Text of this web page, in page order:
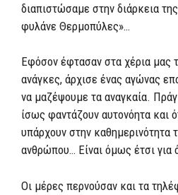
διαπιστώσαμε στην διάρκεια
φυλάνε Θερμοπύλες»…
Εφόσον έφτασαν στα χέρια μας
ανάγκες, άρχισε ένας αγώνας
να μαζέψουμε τα αναγκαία.
ίσως φαντάζουν αυτονόητα και
υπάρχουν στην καθημερινότητα
ανθρώπου… Eίναι όμως έτσι για
Οι μέρες περνούσαν και τα